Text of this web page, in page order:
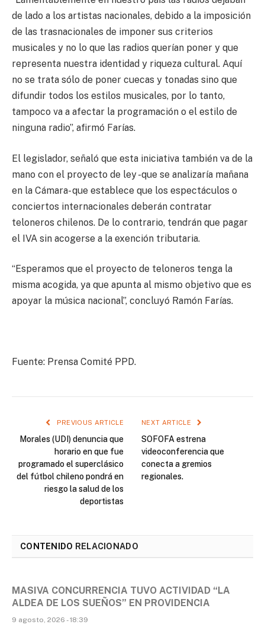
de lado a los artistas nacionales, debido a la imposición
de las trasnacionales de imponer sus criterios
musicales y no lo que las radios querían poner y que
representa nuestra identidad y riqueza cultural. Aquí
no se trata sólo de poner cuecas y tonadas sino que
difundir todos los estilos musicales, por lo tanto,
tampoco va a afectar la programación o el estilo de
ninguna radio”, afirmó Farías.
El legislador, señaló que esta iniciativa también va de la
mano con el proyecto de ley -que se analizaría mañana
en la Cámara- que establece que los espectáculos o
conciertos internacionales deberán contratar
teloneros chilenos. De lo contrario, tendrán que pagar
el IVA sin acogerse a la exención tributaria.
“Esperamos que el proyecto de teloneros tenga la
misma acogida, ya que apunta al mismo objetivo que es
apoyar la música nacional”, concluyó Ramón Farías.
Fuente: Prensa Comité PPD.
PREVIOUS ARTICLE
Morales (UDI) denuncia que
horario en que fue
programado el superclásico
del fútbol chileno pondrá en
riesgo la salud de los
deportistas
NEXT ARTICLE
SOFOFA estrena
videoconferencia que
conecta a gremios
regionales.
CONTENIDO RELACIONADO
MASIVA CONCURRENCIA TUVO ACTIVIDAD “LA
ALDEA DE LOS SUEÑOS” EN PROVIDENCIA
9 agosto, 2026 - 18:39